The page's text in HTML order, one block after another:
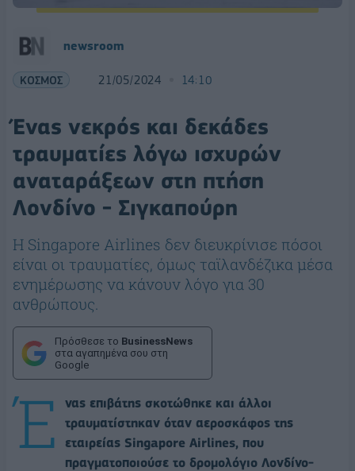
newsroom
ΚΟΣΜΟΣ 21/05/2024 14:10
Ένας νεκρός και δεκάδες
τραυματίες λόγω ισχυρών
αναταράξεων στη πτήση
Λονδίνο - Σιγκαπούρη
Η Singapore Airlines δεν διευκρίνισε πόσοι
είναι οι τραυματίες, όμως ταϊλανδέζικα μέσα
ενημέρωσης να κάνουν λόγο για 30
ανθρώπους.
Πρόσθεσε το BusinessNews
στα αγαπημένα σου στη
Google
Έ
νας επιβάτης σκοτώθηκε και άλλοι
τραυματίστηκαν όταν αεροσκάφος της
εταιρείας Singapore Airlines, που
πραγματοποιούσε το δρομολόγιο Λονδίνο-